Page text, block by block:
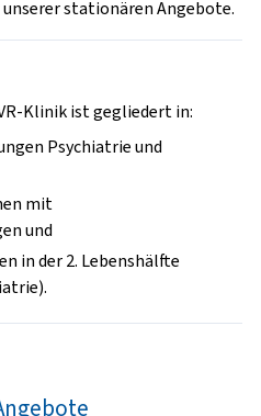
stationären Angebote.
Klinik ist gegliedert in:
Psychiatrie und
mit
und
in der 2. Lebenshälfte